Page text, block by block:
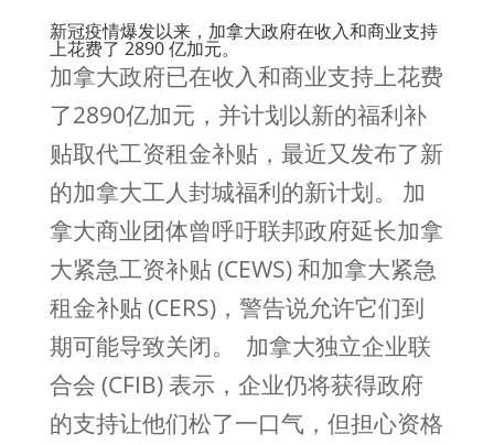
新冠疫情爆发以来，加拿大政府在收入和商业支持
上花费了 2890 亿加元。
加拿大政府已在收入和商业支持上花费
了2890亿加元，并计划以新的福利补
贴取代工资租金补贴，最近又发布了新
的加拿大工人封城福利的新计划。 加
拿大商业团体曾呼吁联邦政府延长加拿
大紧急工资补贴 (CEWS) 和加拿大紧急
租金补贴 (CERS)，警告说允许它们到
期可能导致关闭。 加拿大独立企业联
合会 (CFIB) 表示，企业仍将获得政府
的支持让他们松了一口气，但担心资格